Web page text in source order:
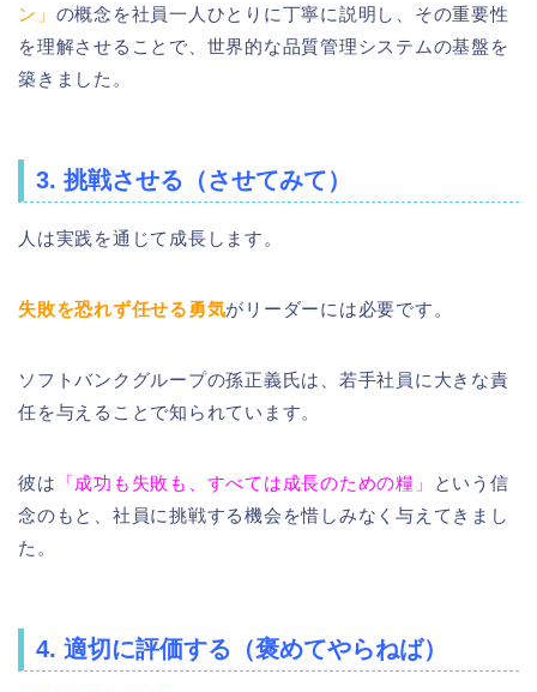
ン」 の概念を社員一人ひとりに丁寧に説明し、その重要性
を理解させることで、世界的な品質管理システムの基盤を
築きました。
3. 挑戦させる（させてみて）
人は実践を通じて成長します。
失敗を恐れず任せる勇気がリーダーには必要です。
ソフトバンクグループの孫正義氏は、若手社員に大きな責
任を与えることで知られています。
彼は 「成功も失敗も、すべては成長のための糧」
という信
念のもと、社員に挑戦する機会を惜しみなく与えてきまし
た。
4. 適切に評価する（褒めてやらねば）